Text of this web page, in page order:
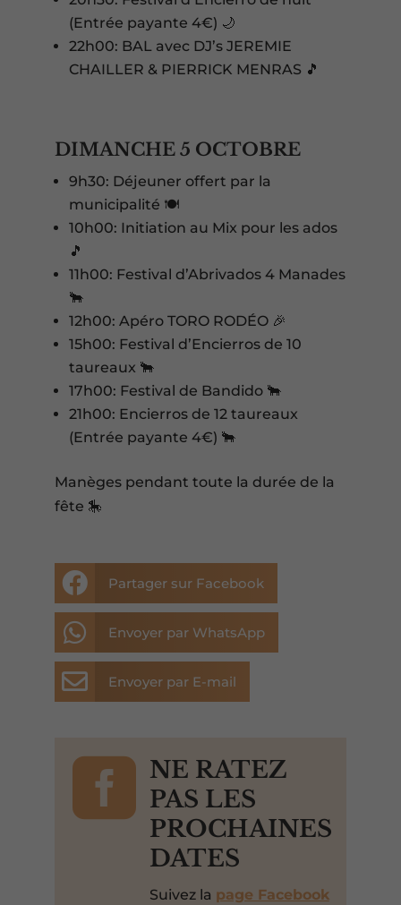
(Entrée payante 4€) 🌙
22h00: BAL avec DJ’s JEREMIE
CHAILLER & PIERRICK MENRAS 🎵
DIMANCHE 5 OCTOBRE
9h30: Déjeuner offert par la
municipalité 🍽️
10h00: Initiation au Mix pour les ados
🎵
11h00: Festival d’Abrivados 4 Manades
🐂
12h00: Apéro TORO RODÉO 🎉
15h00: Festival d’Encierros de 10
taureaux 🐂
17h00: Festival de Bandido 🐂
21h00: Encierros de 12 taureaux
(Entrée payante 4€) 🐂
Manèges pendant toute la durée de la
fête 🎠
 Partager sur Facebook
 Envoyer par WhatsApp
 Envoyer par E-mail

NE RATEZ
PAS LES
PROCHAINES
DATES
Suivez la page Facebook